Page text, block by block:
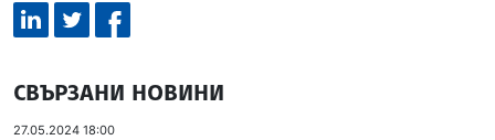
СВЪРЗАНИ НОВИНИ
27.05.2024 18:00